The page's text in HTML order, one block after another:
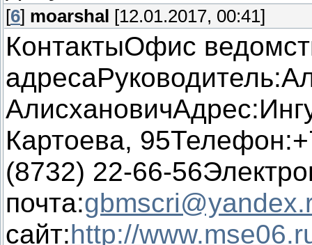
[6] moarshal [12.01.2017, 00:41]
КонтактыОфис
Картоева,
(8732) 22-66-
почта:
сайт:http://